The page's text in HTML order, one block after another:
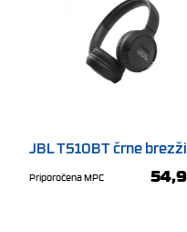
JBL T510BT črne
Priporočena MPC